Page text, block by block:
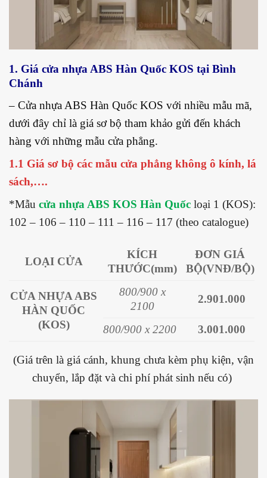
1. Giá cửa nhựa ABS Hàn Quốc KOS tại Bình
Chánh
– Cửa nhựa ABS Hàn Quốc KOS với nhiều mẫu mã,
dưới đây chỉ là giá sơ bộ tham khảo gửi đến khách
hàng với những mẫu cửa phẳng.
1.1 Giá sơ bộ các mẫu cửa phẳng không ô kính, lá
sách,….
*Mẫu cửa nhựa ABS KOS Hàn Quốc loại 1 (KOS):
102 – 106 – 110 – 111 – 116 – 117 (theo catalogue)
LOẠI CỬA
KÍCH
THƯỚC(mm)
ĐƠN GIÁ
BỘ(VNĐ/BỘ)
CỬA NHỰA ABS
HÀN QUỐC
(KOS)
800/900 x
2100
2.901.000
800/900 x 2200 3.001.000
(Giá trên là giá cánh, khung chưa kèm phụ kiện, vận
chuyển, lắp đặt và chi phí phát sinh nếu có)